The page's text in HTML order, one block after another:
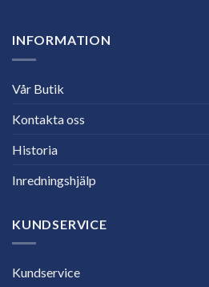
INFORMATION
Vår Butik
Kontakta oss
Historia
Inredningshjälp
KUNDSERVICE
Kundservice